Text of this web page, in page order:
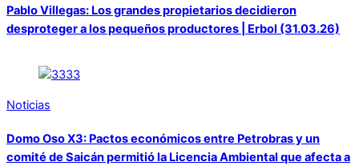
Pablo Villegas: Los grandes propietarios decidieron
desproteger a los pequeños productores | Erbol (31.03.26)
Noticias
Domo Oso X3: Pactos económicos entre Petrobras y un
comité de Saicán permitió la Licencia Ambiental que afecta a